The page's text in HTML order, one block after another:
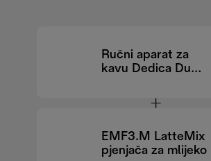
Ručni aparat za
kavu Dedica Duo
EMF3.M LatteMix
pjenjača za mlijeko